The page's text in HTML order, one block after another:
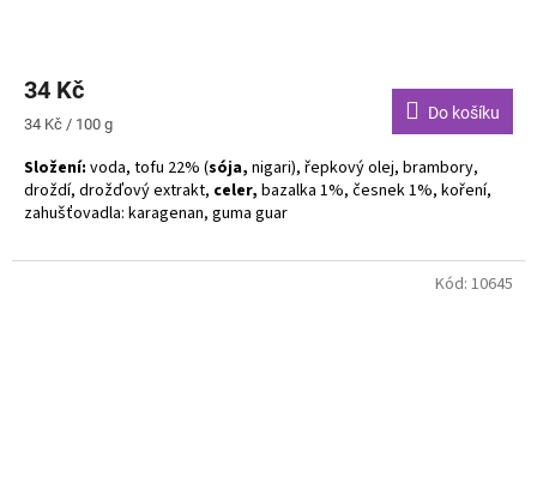
34 Kč
Měrná
34 Kč / 100 g
Do košíku
Složení: voda, tofu 22% (sója, nigari), řepkový olej, brambory,
droždí, drožďový extrakt, celer, bazalka 1%, česnek 1%, koření,
zahušťovadla: karagenan, guma guar
Alergeny zvýrazněny tučně
Kód: 10645